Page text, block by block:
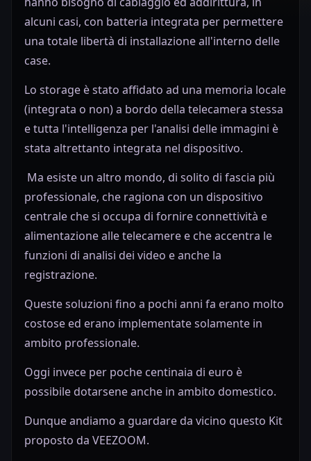
alcuni casi, con batteria integrata per permettere
una totale libertà di installazione all'interno delle
case.
Lo storage è stato affidato ad una memoria locale
(integrata o non) a bordo della telecamera stessa
e tutta l'intelligenza per l'analisi delle immagini è
stata altrettanto integrata nel dispositivo.
Ma esiste un altro mondo, di solito di fascia più
professionale, che ragiona con un dispositivo
centrale che si occupa di fornire connettività e
alimentazione alle telecamere e che accentra le
funzioni di analisi dei video e anche la
registrazione.
Queste soluzioni fino a pochi anni fa erano molto
costose ed erano implementate solamente in
ambito professionale.
Oggi invece per poche centinaia di euro è
possibile dotarsene anche in ambito domestico.
Dunque andiamo a guardare da vicino questo Kit
proposto da VEEZOOM.